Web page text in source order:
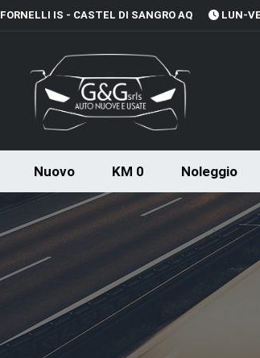
LUN-
FORNELLI IS - CASTEL DI SANGRO AQ
Nuovo KM 0 Noleggio